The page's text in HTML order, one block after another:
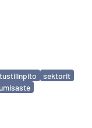
sektorit